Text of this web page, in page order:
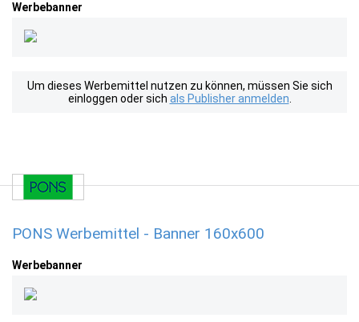
Werbebanner
Um dieses Werbemittel nutzen zu können, müssen Sie sich
einloggen oder sich als Publisher anmelden
PONS Werbemittel - Banner 160x600
Werbebanner